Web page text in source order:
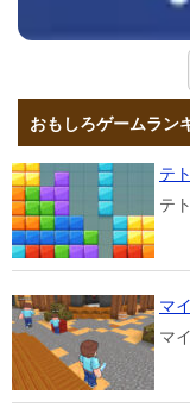
おもしろゲームラン
テ
テ
マ
マ